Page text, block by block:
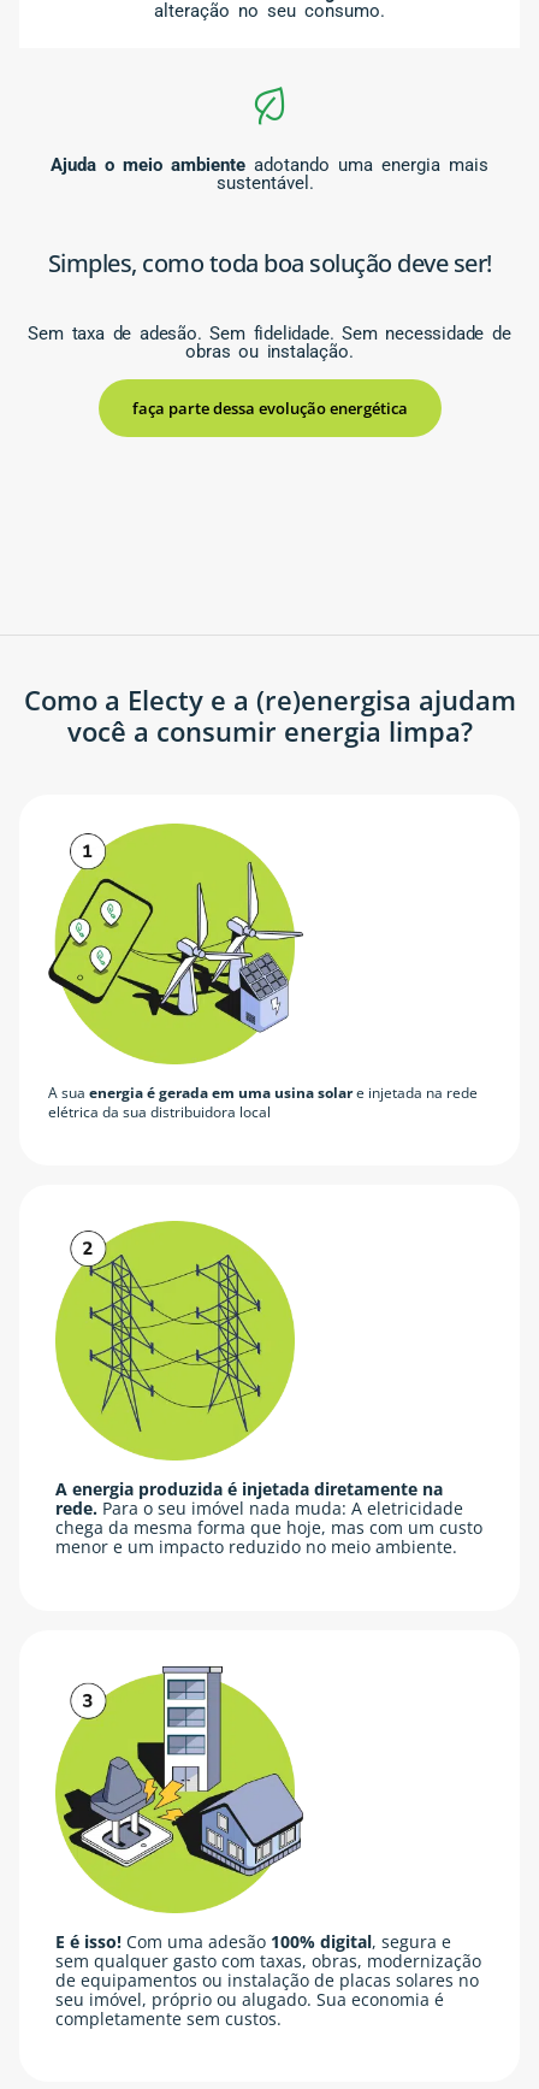
alteração no seu consumo.
Ajuda o meio ambiente adotando uma energia mais
sustentável.
Simples, como toda boa solução deve ser!
Sem taxa de adesão. Sem fidelidade. Sem necessidade de
obras ou instalação.
faça parte dessa evolução energética
Como a Electy e a (re)energisa ajudam
você a consumir energia limpa?
A sua energia é gerada em uma usina solare injetada na rede
elétrica da sua distribuidora local
A energia produzida é injetada diretamente na
rede. Para o seu imóvel nada muda: A eletricidade
chega da mesma forma que hoje, mas com um custo
menor e um impacto reduzido no meio ambiente.
E é isso! Com uma adesão 100% digital, segura e
sem qualquer gasto com taxas, obras, modernização
de equipamentos ou instalação de placas solares no
seu imóvel, próprio ou alugado. Sua economia é
completamente sem custos.